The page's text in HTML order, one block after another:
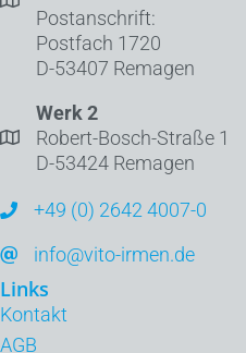
Postanschrift:
Postfach 1720
D-53407 Remagen
Werk 2
Robert-Bosch-Straße 1
D-53424 Remagen
+49 (0) 2642 4007-0
info@vito-irmen.de
Links
Kontakt
AGB